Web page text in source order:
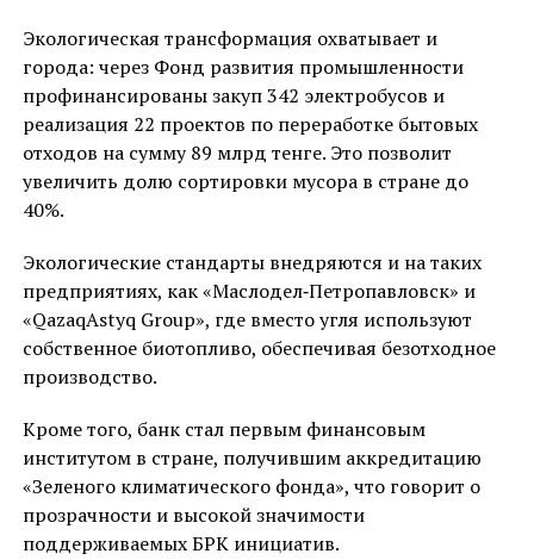
Экологическая трансформация охватывает и
города: через Фонд развития промышленности
профинансированы закуп 342 электробусов и
реализация 22 проектов по переработке бытовых
отходов на сумму 89 млрд тенге. Это позволит
увеличить долю сортировки мусора в стране до
40%.
Экологические стандарты внедряются и на таких
предприятиях, как «Маслодел‐Петропавловск» и
«QazaqAstyq Group», где вместо угля используют
собственное биотопливо, обеспечивая безотходное
производство.
Кроме того, банк стал первым финансовым
институтом в стране, получившим аккредитацию
«Зеленого климатического фонда», что говорит о
прозрачности и высокой значимости
поддерживаемых БРК инициатив.